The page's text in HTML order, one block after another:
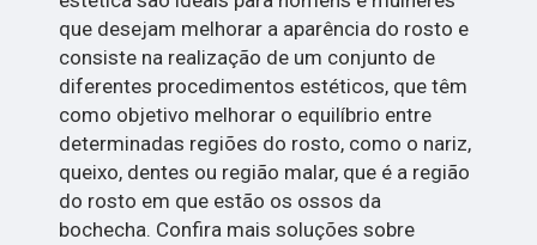
que desejam melhorar a aparência do rosto e
consiste na realização de um conjunto de
diferentes procedimentos estéticos, que têm
como objetivo melhorar o equilíbrio entre
determinadas regiões do rosto, como o nariz,
queixo, dentes ou região malar, que é a região
do rosto em que estão os ossos da
bochecha. Confira mais soluções sobre